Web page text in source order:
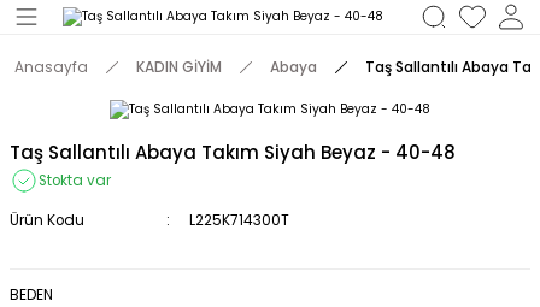
Geri Dön
Anasayfa KADIN GİYİM Abaya Taş Sallantılı Abaya
Taş Sallantılı Abaya Takım Siyah Beyaz - 40-48
Stokta var
Ürün Kodu L225K714300T
BEDEN